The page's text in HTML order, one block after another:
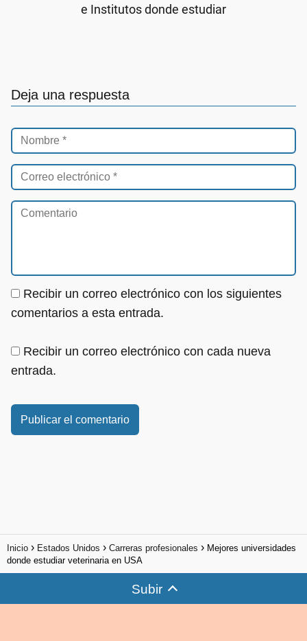
e Institutos donde estudiar
Deja una respuesta
Recibir un correo electrónico con los siguientes
comentarios a esta entrada.
Recibir un correo electrónico con cada nueva
entrada.
Inicio Estados Unidos Carreras profesionales
Mejores universidades
donde estudiar veterinaria en USA
Subir